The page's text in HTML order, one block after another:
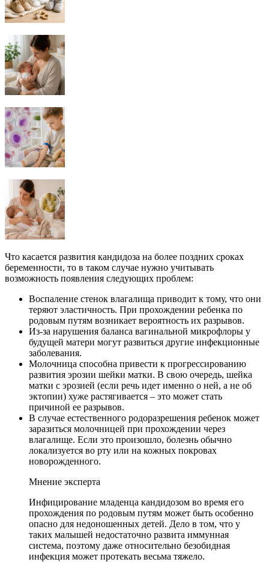
Что касается развития кандидоза на более поздних сроках
беременности, то в таком случае нужно учитывать
возможность появления следующих проблем:
Воспаление стенок влагалища приводит к тому, что они
теряют эластичность. При прохождении ребенка по
родовым путям возникает вероятность их разрывов.
Из-за нарушения баланса вагинальной микрофлоры у
будущей матери могут развиться другие инфекционные
заболевания.
Молочница способна привести к прогрессированию
развития эрозии шейки матки. В свою очередь, шейка
матки с эрозией (если речь идет именно о ней, а не об
эктопии) хуже растягивается – это может стать
причиной ее разрывов.
В случае естественного родоразрешения ребенок может
заразиться молочницей при прохождении через
влагалище. Если это произошло, болезнь обычно
локализуется во рту или на кожных покровах
новорожденного.
Мнение эксперта
Инфицирование младенца кандидозом во время его
прохождения по родовым путям может быть особенно
опасно для недоношенных детей. Дело в том, что у
таких малышей недостаточно развита иммунная
система, поэтому даже относительно безобидная
инфекция может протекать весьма тяжело.